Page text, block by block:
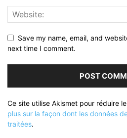
Save my name, email, and
next time I comment.
Ce site utilise Akismet pour réduire
plus sur la façon dont les données
traitées.